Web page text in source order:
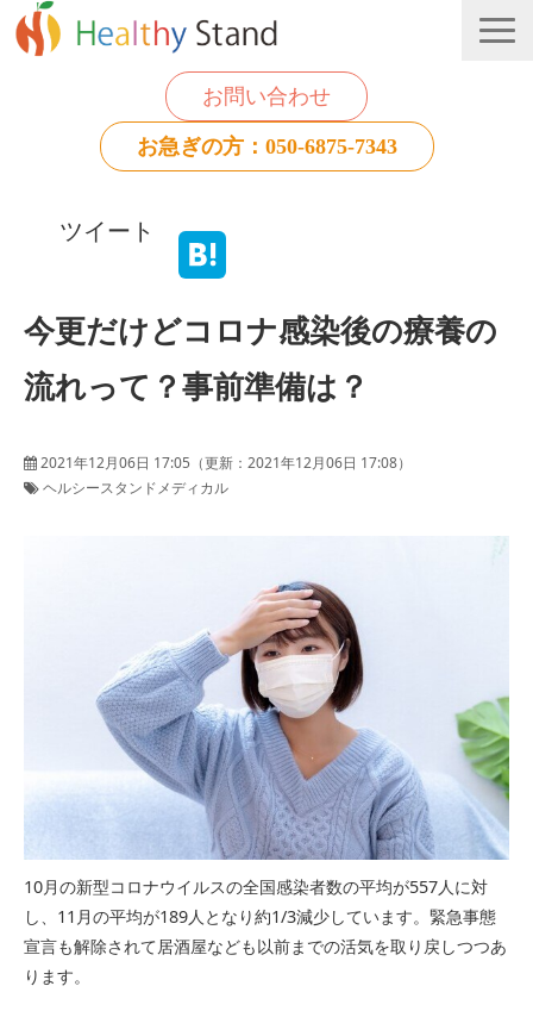
お問い合わせ
お急ぎの方：050-6875-7343
個人のお客様
ツイート
今更だけどコロナ感染後の療養の
流れって？事前準備は？
2021年12月06日 17:05 （更新： 2021年12月06日 17:08）
ヘルシースタンドメディカル
10月の新型コロナウイルスの全国感染者数の平均が557人に対
し、11月の平均が189人となり約1/3減少しています。緊急事態
宣言も解除されて居酒屋なども以前までの活気を取り戻しつつあ
ります。